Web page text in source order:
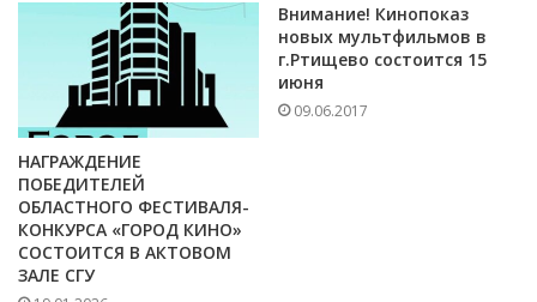
НАГРАЖДЕНИЕ
ПОБЕДИТЕЛЕЙ
ОБЛАСТНОГО ФЕСТИВАЛЯ-
КОНКУРСА «ГОРОД КИНО»
СОСТОИТСЯ В АКТОВОМ
ЗАЛЕ СГУ
Внимание! Кинопоказ
новых мультфильмов в
г.Ртищево состоится 15
июня
09.06.2017